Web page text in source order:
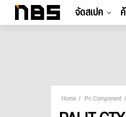
จัดสเปค
Home Pc Component